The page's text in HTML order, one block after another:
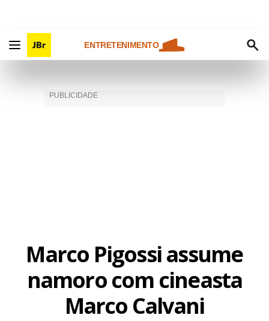
ENTRETENIMENTO
Marco Pigossi assume
namoro com cineasta
Marco Calvani